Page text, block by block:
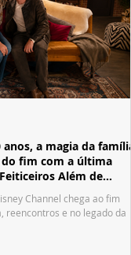
a magia da família
do fim com a última
Além de
Channel chega ao fim
reencontros e no legado da